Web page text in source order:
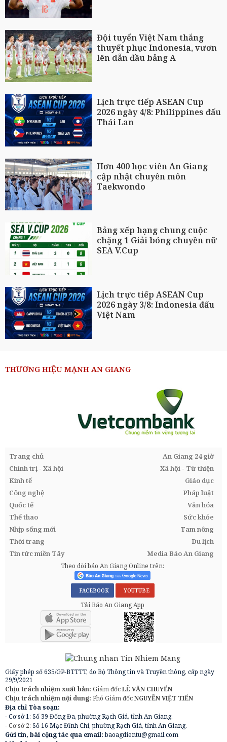
Đội tuyển Việt Nam thắng
thuyết phục Indonesia, vươn
lên dẫn đầu bảng A
Lịch trực tiếp ASEAN Cup
2026 ngày 4/8: Philippines đấu
Thái Lan
Hơn 400 học viên An Giang
cập nhật chuyên môn
Taekwondo
Bảng xếp hạng chung cuộc
chặng 1 Giải bóng chuyền nữ
SEA V.Cup
Lịch trực tiếp ASEAN Cup
2026 ngày 3/8: Indonesia đấu
Việt Nam
THƯƠNG HIỆU MẠNH AN GIANG
Trang chủ
An Giang 24 giờ
Chính trị - Xã hội
Xã hội - Từ thiện
Kinh tế
Giáo dục
Công nghệ
Pháp luật
Quốc tế
Văn hóa
Thể thao
Sức khỏe
Nhịp sống mới
Tam nông
Thời trang
Du lịch
Tin tức miền Tây
Media Báo An Giang
Theo dõi báo An Giang Online trên:
FACEBOOK YOUTUBE
Tải Báo An Giang App
Giấy phép số 635/GP-BTTTT, do Bộ Thông tin và Truyền thông, cấp ngày
29/9/2021
Chịu trách nhiệm xuất bản: Giám đốcLÊ VĂN CHUYỂN
Chịu trách nhiệm nội dung: Phó Giám đốcNGUYỄN VIỆT TIẾN
Địa chỉ Tòa soạn:
- Cơ sở 1: Số 39 Đống Đa, phường Rạch Giá, tỉnh An Giang.
- Cơ sở 2: Số 16 Mạc Đĩnh Chi, phường Rạch Giá, tỉnh An Giang.
Gửi tin, bài cộng tác qua email:baoagdientu@gmail.com